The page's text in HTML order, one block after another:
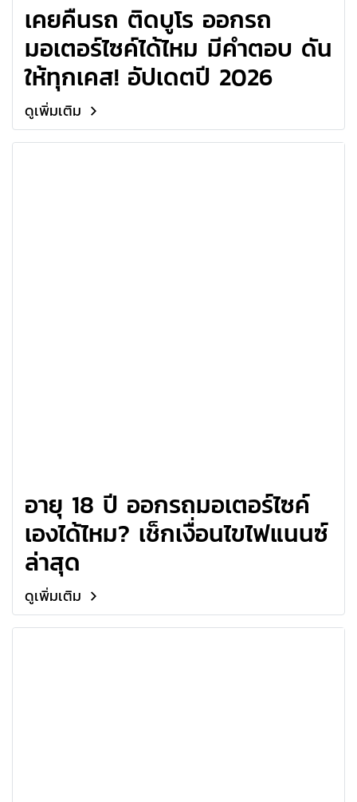
เคยคืนรถ ติดบูโร ออกรถ
มอเตอร์ไซค์ได้ไหม มีคำตอบ ดัน
ให้ทุกเคส! อัปเดตปี 2026
ดูเพิ่มเติม
อายุ 18 ปี ออกรถมอเตอร์ไซค์
เองได้ไหม? เช็กเงื่อนไขไฟแนนซ์
ล่าสุด
ดูเพิ่มเติม